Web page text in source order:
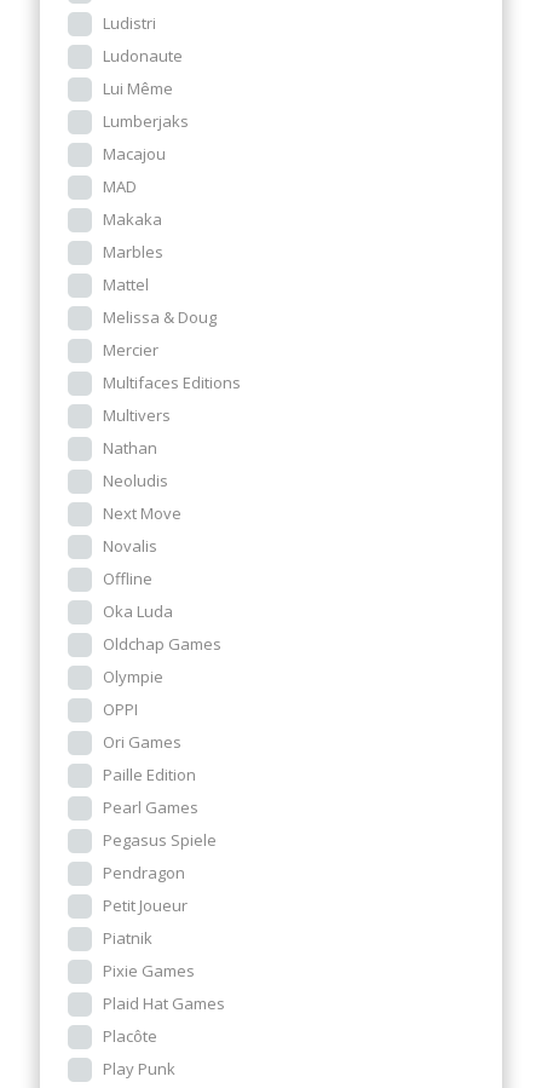
Ludistri
Ludonaute
Lui Même
Lumberjaks
Macajou
MAD
Makaka
Marbles
Mattel
Melissa & Doug
Mercier
Multifaces Editions
Multivers
Nathan
Neoludis
Next Move
Novalis
Offline
Oka Luda
Oldchap Games
Olympie
OPPI
Ori Games
Paille Edition
Pearl Games
Pegasus Spiele
Pendragon
Petit Joueur
Piatnik
Pixie Games
Plaid Hat Games
Placôte
Play Punk